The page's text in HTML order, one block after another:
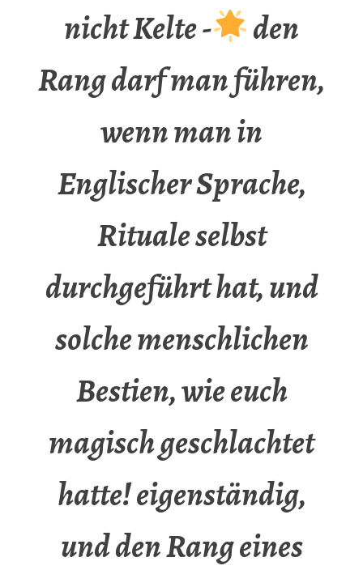
nicht Kelte -
den
Rang darf man führen,
wenn man in
Englischer Sprache,
Rituale selbst
durchgeführt hat, und
solche menschlichen
Bestien, wie euch
magisch geschlachtet
hatte! eigenständig,
und den Rang eines